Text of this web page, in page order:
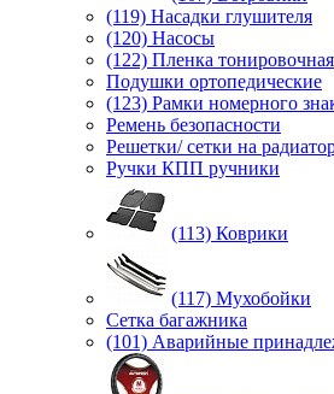
(119) Насадки глушителя
(120) Насосы
(122) Пленка тонировочная
Подушки ортопедические
(123) Рамки номерного
Ремень безопасности
Решетки/ сетки на
Ручки КПП ручники
(113) Коврики
(117) Мухобойки
Сетка багажника
(101) Аварийные